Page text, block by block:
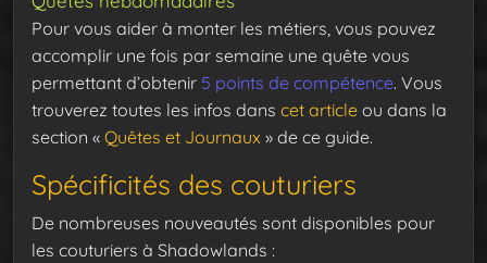
Pour vous aider à monter les métiers, vous pouvez
accomplir une fois par semaine une quête vous
permettant d’obtenir 5 points de compétence. Vous
trouverez toutes les infos dans cet article ou dans la
section « Quêtes et Journaux » de ce guide.
Spécificités des couturiers
De nombreuses nouveautés sont disponibles pour
les couturiers à Shadowlands :